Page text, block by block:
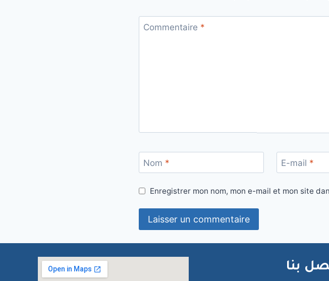
Commentaire *
Nom * E-mail *
Enregistrer mon nom, mon e-mail et mon site
بنا